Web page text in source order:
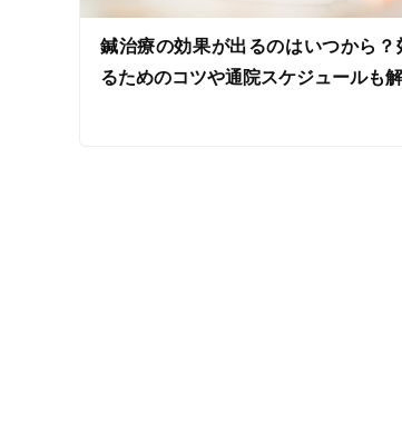
鍼治療の効果が出るのはいつから？
るためのコツや通院スケジュールも